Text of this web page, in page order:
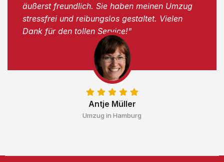
Antje Müller
Umzug in Hamburg
äußerst freundlich. Sie haben meinen Umzug
stressfrei und reibungslos gestaltet. Vielen
Dank für den tollen Service!"